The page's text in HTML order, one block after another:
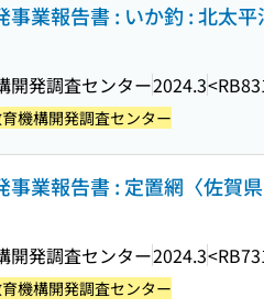
事業報告書 : いか釣 : 北太
開発調査センター2024.3
機構開発調査センター
事業報告書 : 定置網〈佐賀
開発調査センター2024.3
機構開発調査センター